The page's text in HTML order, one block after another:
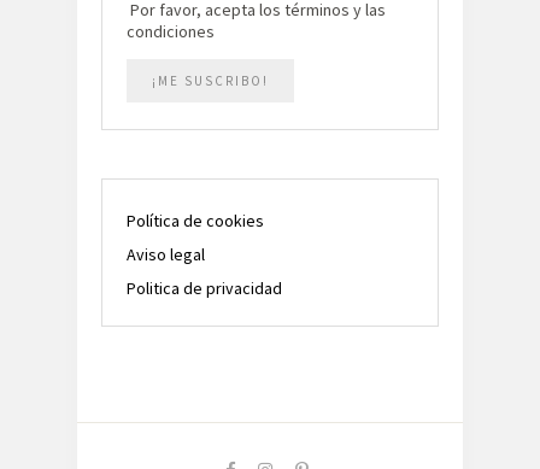
Por favor, acepta los términos y las
condiciones
Política de cookies
Aviso legal
Politica de privacidad